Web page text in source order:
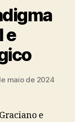
e
maio de 2024
e